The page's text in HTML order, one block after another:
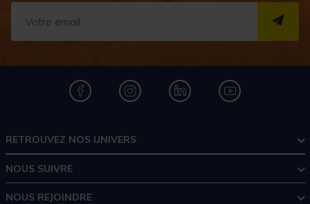
RETROUVEZ NOS UNIVERS
NOUS SUIVRE
NOUS REJOINDRE